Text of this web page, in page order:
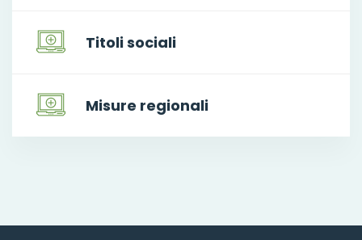
Titoli sociali
Misure regionali